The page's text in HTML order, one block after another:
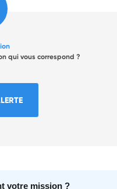
qui vous correspond ?
votre mission ?